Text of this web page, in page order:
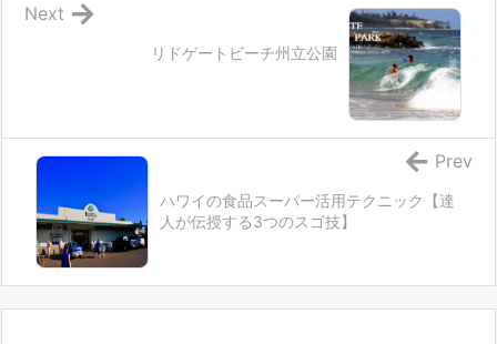
リドゲートビーチ州立公園
Next
ハワイの食品スーパー活用テクニック【達
人が伝授する3つのスゴ技】
Prev